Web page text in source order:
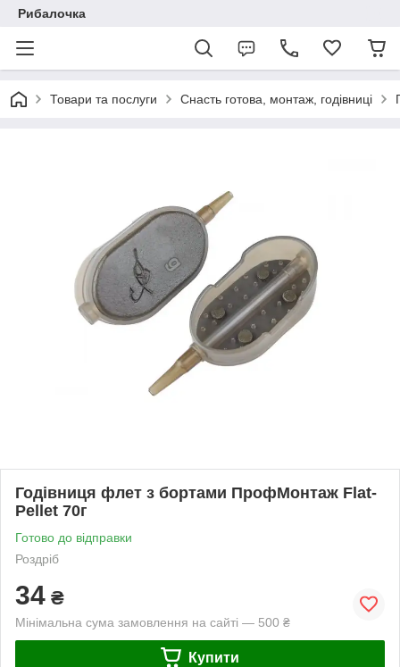
Рибалочка
Товари та послуги Снасть готова, монтаж, годівниці
Годівниця флет з бортами ПрофМонтаж Flat-
Pellet 70г
Готово до відправки
Роздріб
34 ₴
Мінімальна сума замовлення на сайті — 500 ₴
Купити